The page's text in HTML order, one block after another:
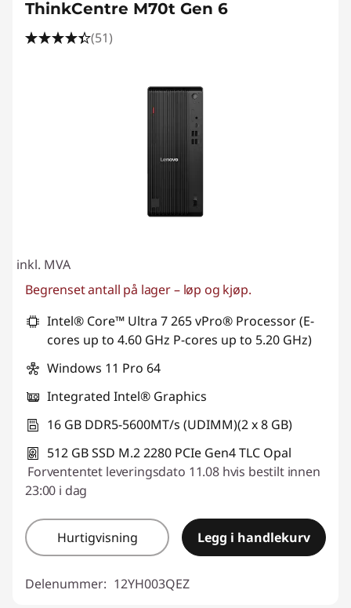
ThinkCentre M70t Gen 6
(51)
inkl. MVA
Begrenset antall på lager – løp og kjøp.
Intel® Core™ Ultra 7 265 vPro® Processor (E-
cores up to 4.60 GHz P-cores up to 5.20 GHz)
Windows 11 Pro 64
Integrated Intel® Graphics
16 GB DDR5-5600MT/s (UDIMM)(2 x 8 GB)
512 GB SSD M.2 2280 PCIe Gen4 TLC Opal
Forvententet leveringsdato 11.08 hvis bestilt innen
23:00 i dag
Hurtigvisning Legg i handlekurv
Delenummer: 12YH003QEZ